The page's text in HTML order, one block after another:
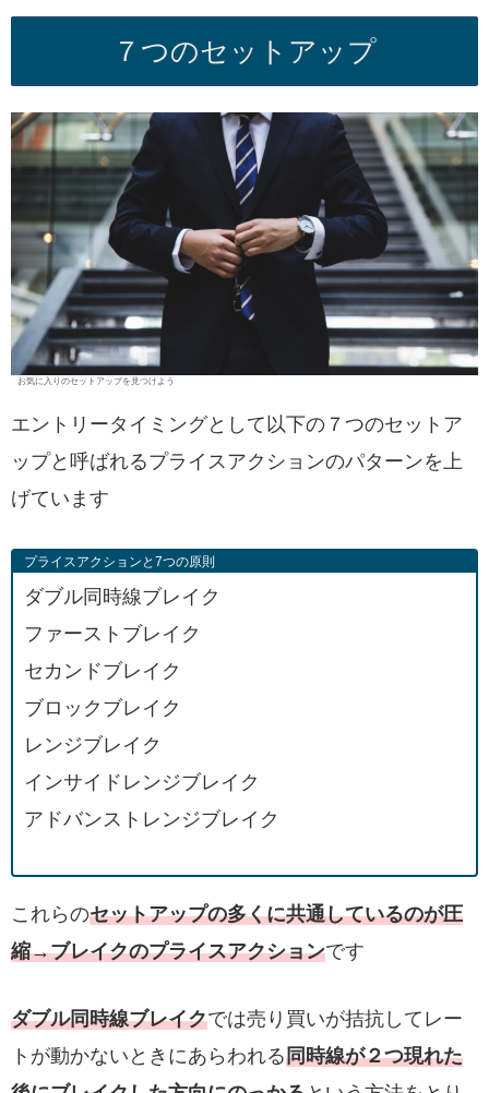
７つのセットアップ
お気に入りのセットアップを見つけよう
エントリータイミングとして以下の７つのセットア
ップと呼ばれるプライスアクションのパターンを上
げています
プライスアクションと7つの原則
ダブル同時線ブレイク
ファーストブレイク
セカンドブレイク
ブロックブレイク
レンジブレイク
インサイドレンジブレイク
アドバンストレンジブレイク
これらのセットアップの多くに共通しているのが圧
縮→ブレイクのプライスアクションです
ダブル同時線ブレイクでは売り買いが拮抗してレー
トが動かないときにあらわれる同時線が２つ現れた